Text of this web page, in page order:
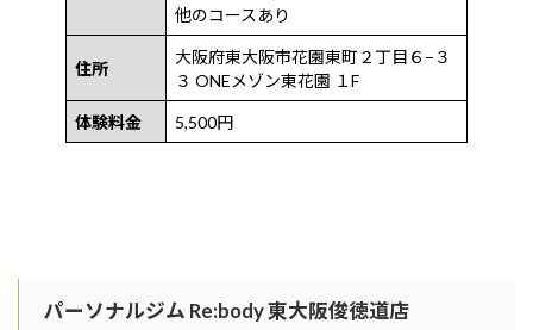
他のコースあり
住所
大阪府東大阪市花園東町２丁目６−３
３ ONEメゾン東花園 １F
体験料金 5,500円
パーソナルジム Re:body 東大阪俊徳道店